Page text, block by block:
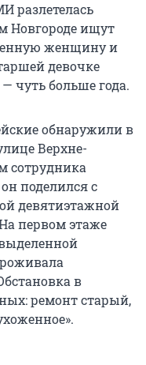
разлетелась
Новгороде ищут
женщину и
девочке
чуть больше года.
обнаружили в
Верхне-
сотрудника
поделился с
девятиэтажной
первом этаже
в
ремонт старый,